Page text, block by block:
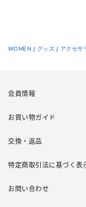
WOMEN / グッズ / アクセサ
会員情報
お買い物ガイド
交換・返品
特定商取引法に基づく表
お問い合わせ